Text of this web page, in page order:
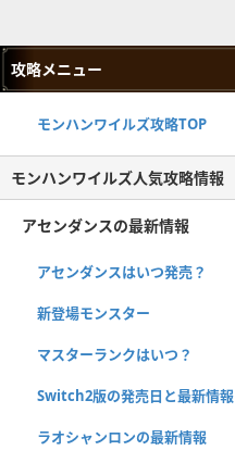
攻略メニュー
モンハンワイルズ攻略TOP
モンハンワイルズ人気攻略情報
アセンダンスの最新情報
アセンダンスはいつ発売？
新登場モンスター
マスターランクはいつ？
Switch2版の発売日と最新情報
ラオシャンロンの最新情報